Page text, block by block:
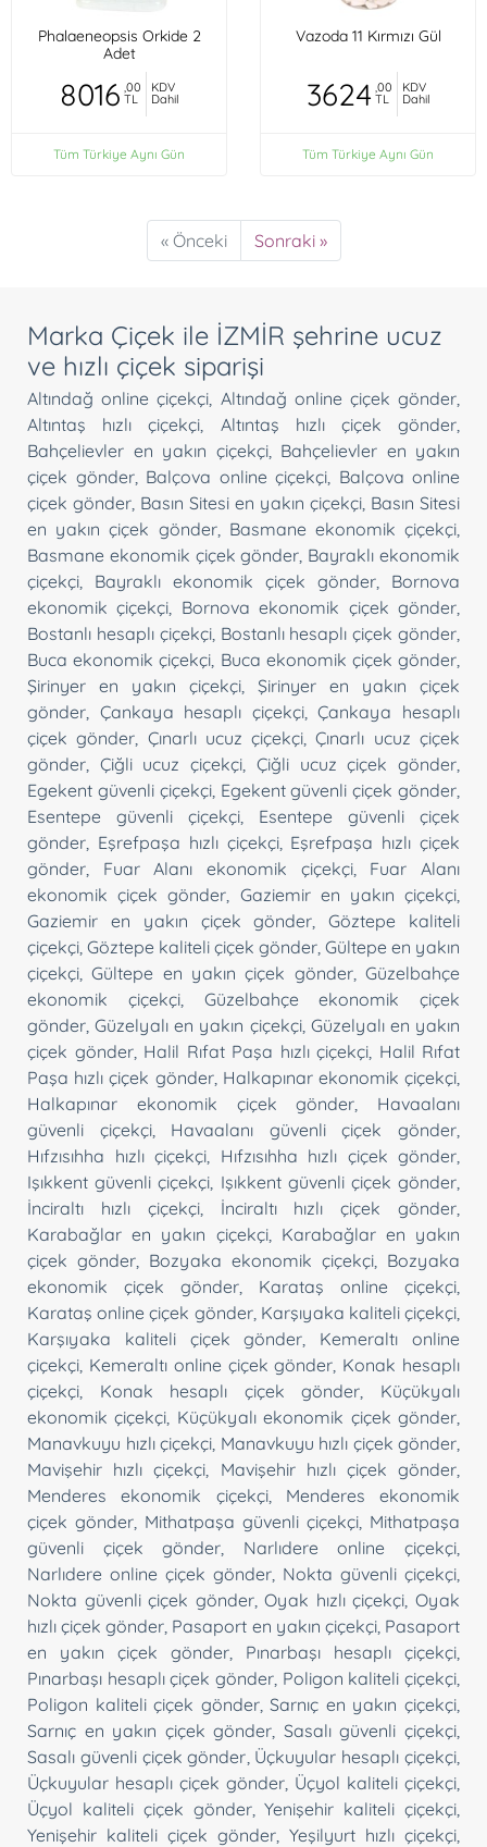
Phalaeneopsis Orkide 2
Adet
8016 ,00
TL
KDV
Dahil
Tüm Türkiye Aynı Gün
Vazoda 11 Kırmızı Gül
3624 ,00
TL
KDV
Dahil
Tüm Türkiye Aynı Gün
« Önceki Sonraki »
Marka Çiçek ile İZMİR şehrine ucuz
ve hızlı çiçek siparişi
Altındağ online çiçekçi Altındağ online çiçek gönder
Altıntaş hızlı çiçekçi
Altıntaş hızlı çiçek gönder
Bahçelievler en yakın çiçekçi, Bahçelievler en yakın
çiçek gönder, Balçova online çiçekçi Balçova online
çiçek gönder Basın Sitesi en yakın çiçekçi Basın Sitesi
en yakın çiçek gönder, Basmane ekonomik çiçekçi
Basmane ekonomik çiçek gönder Bayraklı ekonomik
çiçekçi
Bayraklı ekonomik çiçek gönder
Bornova
ekonomik çiçekçi
Bornova ekonomik çiçek gönder
Bostanlı hesaplı çiçekçi, Bostanlı hesaplı çiçek gönder
Buca ekonomik çiçekçi Buca ekonomik çiçek gönder
Şirinyer en yakın çiçekçi
Şirinyer en yakın çiçek
gönder
Çankaya hesaplı çiçekçi,Çankaya hesaplı
çiçek gönder Çınarlı ucuz çiçekçi ,Çınarlı ucuz çiçek
gönder
Çiğli ucuz çiçekçi Çiğli ucuz çiçek gönder
Egekent güvenli çiçekçi, Egekent güvenli çiçek gönder
Esentepe güvenli çiçekçi
Esentepe güvenli çiçek
gönder Eşrefpaşa hızlı çiçekçi, Eşrefpaşa hızlı çiçek
gönder
Fuar Alanı ekonomik çiçekçi, Fuar Alanı
ekonomik çiçek gönder
Gaziemir en yakın çiçekçi
Gaziemir en yakın çiçek gönder ,Göztepe kaliteli
çiçekçi Göztepe kaliteli çiçek gönder Gültepe en yakın
çiçekçi ,Gültepe en yakın çiçek gönder,Güzelbahçe
ekonomik çiçekçi, Güzelbahçe ekonomik çiçek
gönder ,Güzelyalı en yakın çiçekçi, Güzelyalı en yakın
çiçek gönder, Halil Rıfat Paşa hızlı çiçekçi Halil Rıfat
Paşa hızlı çiçek gönder, Halkapınar ekonomik çiçekçi
Halkapınar ekonomik çiçek gönder
Havaalanı
güvenli çiçekçi, Havaalanı güvenli çiçek gönder
Hıfzısıhha hızlı çiçekçi
Hıfzısıhha hızlı çiçek gönder
Işıkkent güvenli çiçekçi Işıkkent güvenli çiçek gönder
İnciraltı hızlı çiçekçi, İnciraltı hızlı çiçek gönder
Karabağlar en yakın çiçekçi, Karabağlar en yakın
çiçek gönder
Bozyaka ekonomik çiçekçi
Bozyaka
ekonomik çiçek gönder
Karataş online çiçekçi
Karataş online çiçek gönder, Karşıyaka kaliteli çiçekçi
Karşıyaka kaliteli çiçek gönder
Kemeraltı online
çiçekçi Kemeraltı online çiçek gönder Konak hesaplı
çiçekçi
Konak hesaplı çiçek gönder
Küçükyalı
ekonomik çiçekçi Küçükyalı ekonomik çiçek gönder
Manavkuyu hızlı çiçekçi Manavkuyu hızlı çiçek gönder
Mavişehir hızlı çiçekçi
Mavişehir hızlı çiçek gönder
Menderes ekonomik çiçekçi, Menderes ekonomik
çiçek gönder Mithatpaşa güvenli çiçekçi Mithatpaşa
güvenli çiçek gönder
Narlıdere online çiçekçi
Narlıdere online çiçek gönder Nokta güvenli çiçekçi
Nokta güvenli çiçek gönder,Oyak hızlı çiçekçi ,Oyak
hızlı çiçek gönder Pasaport en yakın çiçekçi, Pasaport
en yakın çiçek gönder
Pınarbaşı hesaplı çiçekçi
Pınarbaşı hesaplı çiçek gönder Poligon kaliteli çiçekçi
Poligon kaliteli çiçek gönder,Sarnıç en yakın çiçekçi
Sarnıç en yakın çiçek gönder Sasalı güvenli çiçekçi
Sasalı güvenli çiçek gönder Üçkuyular hesaplı çiçekçi
Üçkuyular hesaplı çiçek gönder Üçyol kaliteli çiçekçi
Üçyol kaliteli çiçek gönder,Yenişehir kaliteli çiçekçi
Yenişehir kaliteli çiçek gönder Yeşilyurt hızlı çiçekçi